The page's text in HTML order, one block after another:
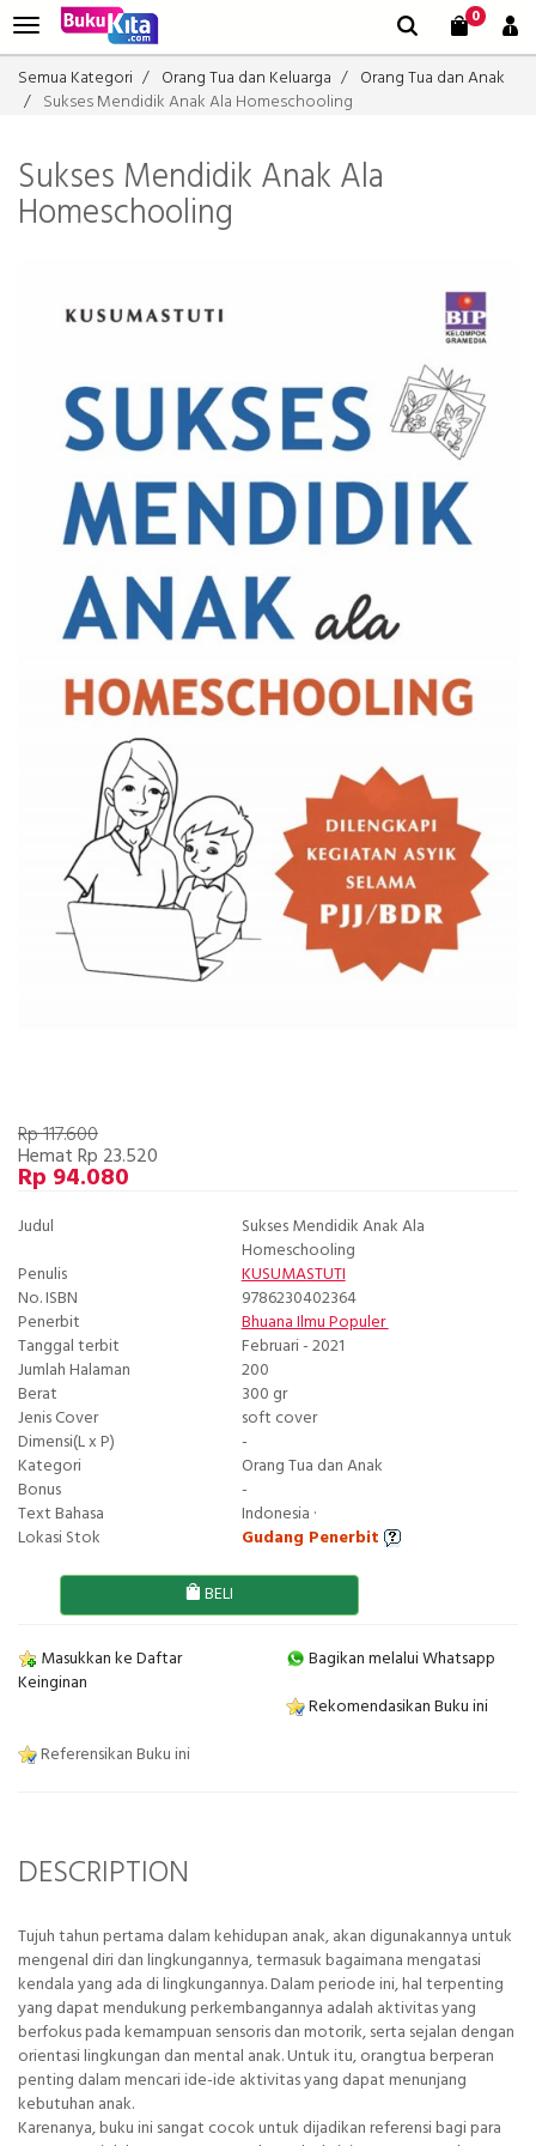
0
Semua Kategori Orang Tua dan Keluarga
Orang Tua dan Anak
Sukses Mendidik Anak Ala Homeschooling
Sukses Mendidik Anak Ala
Homeschooling
Rp 117.600
Hemat Rp 23.520
Rp 94.080
Judul
Sukses Mendidik Anak Ala
Homeschooling
Penulis
KUSUMASTUTI
No. ISBN
9786230402364
Penerbit
Bhuana Ilmu Populer
Tanggal terbit
Februari - 2021
Jumlah Halaman
200
Berat
300 gr
Jenis Cover
soft cover
Dimensi(L x P)
-
Kategori
Orang Tua dan Anak
Bonus
-
Text Bahasa
Indonesia ·
Lokasi Stok
Gudang Penerbit
BELI
Masukkan ke Daftar
Keinginan
Bagikan melalui Whatsapp
Rekomendasikan Buku ini
Referensikan Buku ini
DESCRIPTION
Tujuh tahun pertama dalam kehidupan anak, akan digunakannya untuk
mengenal diri dan lingkungannya, termasuk bagaimana mengatasi
kendala yang ada di lingkungannya. Dalam periode ini, hal terpenting
yang dapat mendukung perkembangannya adalah aktivitas yang
berfokus pada kemampuan sensoris dan motorik, serta sejalan dengan
orientasi lingkungan dan mental anak. Untuk itu, orangtua berperan
penting dalam mencari ide-ide aktivitas yang dapat menunjang
kebutuhan anak.
Karenanya, buku ini sangat cocok untuk dijadikan referensi bagi para